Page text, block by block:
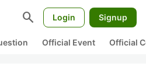
search Login Signup
Official Event Official